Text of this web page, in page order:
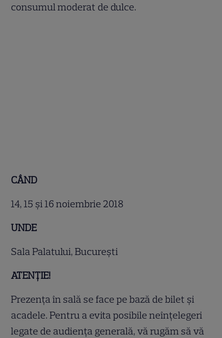
consumul moderat de dulce.
CÂND
14, 15 și 16 noiembrie 2018
UNDE
Sala Palatului, București
ATENȚIE!
Prezența în sală se face pe bază de bilet și
acadele. Pentru a evita posibile neînțelegeri
legate de audiența generală, vă rugăm să vă